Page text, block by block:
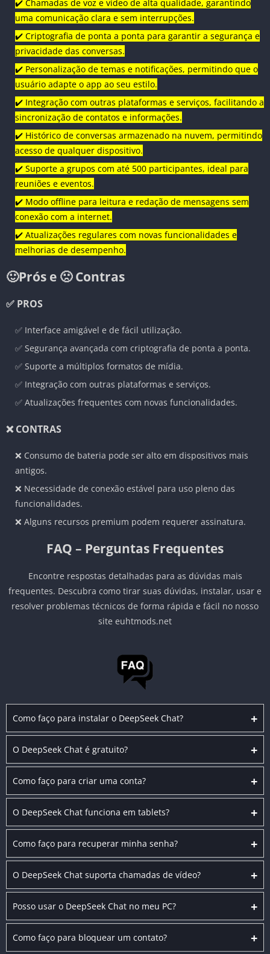
✔️ Chamadas de voz e vídeo de alta qualidade, garantindo
uma comunicação clara e sem interrupções.
✔️ Criptografia de ponta a ponta para garantir a segurança e
privacidade das conversas.
✔️ Personalização de temas e notificações, permitindo que o
usuário adapte o app ao seu estilo.
✔️ Integração com outras plataformas e serviços, facilitando a
sincronização de contatos e informações.
✔️ Histórico de conversas armazenado na nuvem, permitindo
acesso de qualquer dispositivo.
✔️ Suporte a grupos com até 500 participantes, ideal para
reuniões e eventos.
✔️ Modo offline para leitura e redação de mensagens sem
conexão com a internet.
✔️ Atualizações regulares com novas funcionalidades e
melhorias de desempenho.
🙂Prós e 🙁 Contras
✅ PROS
✅ Interface amigável e de fácil utilização.
✅ Segurança avançada com criptografia de ponta a ponta.
✅ Suporte a múltiplos formatos de mídia.
✅ Integração com outras plataformas e serviços.
✅ Atualizações frequentes com novas funcionalidades.
❌ CONTRAS
❌ Consumo de bateria pode ser alto em dispositivos mais
antigos.
❌ Necessidade de conexão estável para uso pleno das
funcionalidades.
❌ Alguns recursos premium podem requerer assinatura.
FAQ – Perguntas Frequentes
Encontre respostas detalhadas para as dúvidas mais
frequentes. Descubra como tirar suas dúvidas, instalar, usar e
resolver problemas técnicos de forma rápida e fácil no nosso
site euhtmods.net
+
Como faço para instalar o DeepSeek Chat?
+
O DeepSeek Chat é gratuito?
+
Como faço para criar uma conta?
+
O DeepSeek Chat funciona em tablets?
+
Como faço para recuperar minha senha?
+
O DeepSeek Chat suporta chamadas de vídeo?
+
Posso usar o DeepSeek Chat no meu PC?
+
Como faço para bloquear um contato?